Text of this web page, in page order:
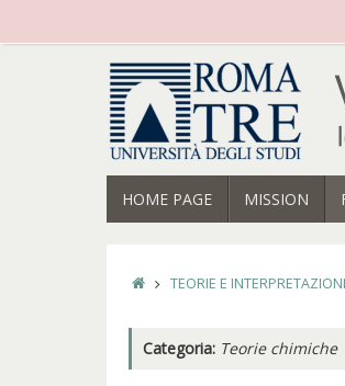
ALHOME PAGE MISSION
HOMETEORIE E INTERPRETAZIONI
Categoria: Teorie chimiche